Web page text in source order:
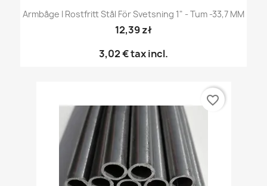
Armbåge I Rostfritt Stål För Svetsning 1" - Tum -33,7 MM
12,39 zł
3,02 €tax incl.
favorite_border